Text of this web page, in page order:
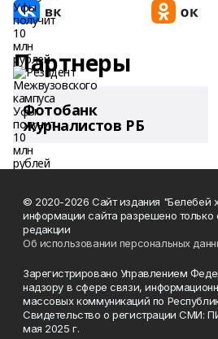
Партнеры
Фотобанк
журналистов РБ
© 2020-2026 Сайт издания "Белебей
информации сайта разрешено только
редакции
Об использовании персональных
Зарегистрировано Управлением
надзору в сфере связи,
массовых коммуникаций по
Свидетельство о регистрации СМИ:
мая 2025 г.